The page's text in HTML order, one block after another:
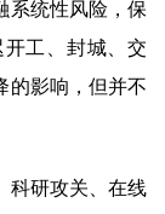
系统性风险，保
工、封城、交
的影响，但并不
科研攻关、在线